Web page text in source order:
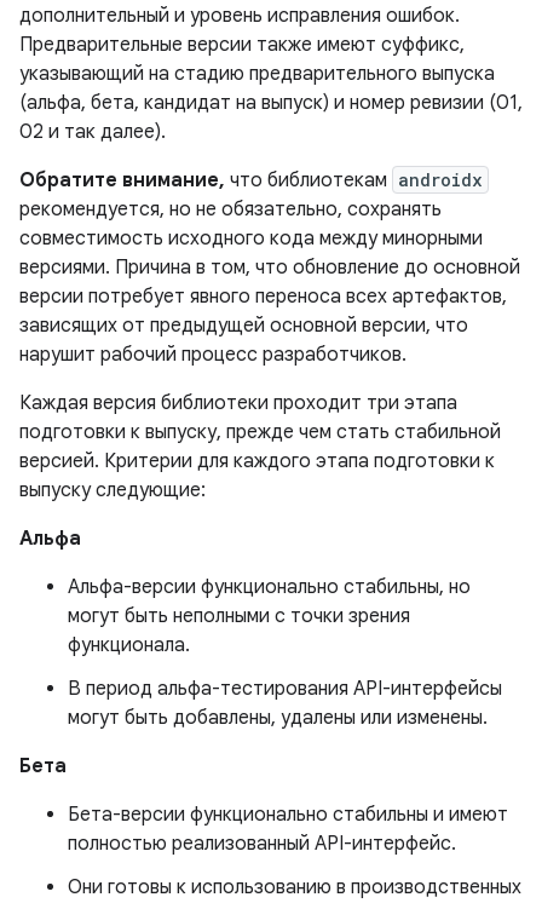
дополнительный и уровень исправления ошибок.
Предварительные версии также имеют суффикс,
указывающий на стадию предварительного выпуска
(альфа, бета, кандидат на выпуск) и номер ревизии (01,
02 и так далее).
Обратите внимание, что библиотекам androidx
рекомендуется, но не обязательно, сохранять
совместимость исходного кода между минорными
версиями. Причина в том, что обновление до основной
версии потребует явного переноса всех артефактов,
зависящих от предыдущей основной версии, что
нарушит рабочий процесс разработчиков.
Каждая версия библиотеки проходит три этапа
подготовки к выпуску, прежде чем стать стабильной
версией. Критерии для каждого этапа подготовки к
выпуску следующие:
Альфа
Альфа-версии функционально стабильны, но
могут быть неполными с точки зрения
функционала.
В период альфа-тестирования API-интерфейсы
могут быть добавлены, удалены или изменены.
Бета
Бета-версии функционально стабильны и имеют
полностью реализованный API-интерфейс.
Они готовы к использованию в производственных